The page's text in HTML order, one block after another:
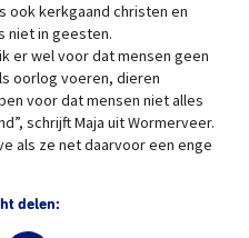
ook kerkgaand christen en
niet in geesten.
er wel voor dat mensen geen
oorlog voeren, dieren
voor dat mensen niet alles
schrijft Maja uit Wormerveer.
als ze net daarvoor een enge
delen: